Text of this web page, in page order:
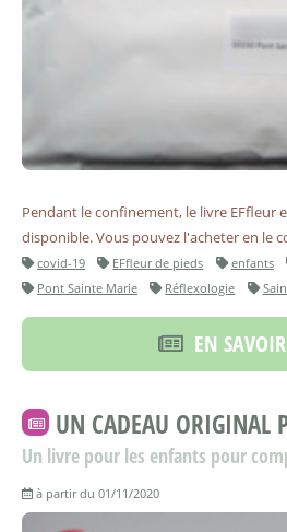
Pendant le confinement, le livre EFfleur
disponible. Vous pouvez l'acheter en le
covid-19 EFfleur de pieds enfants
Pont Sainte Marie
Réflexologie
EN SAVOIR
UN CADEAU ORIGINAL
Un livre pour les enfants pour
à partir du 01/11/2020